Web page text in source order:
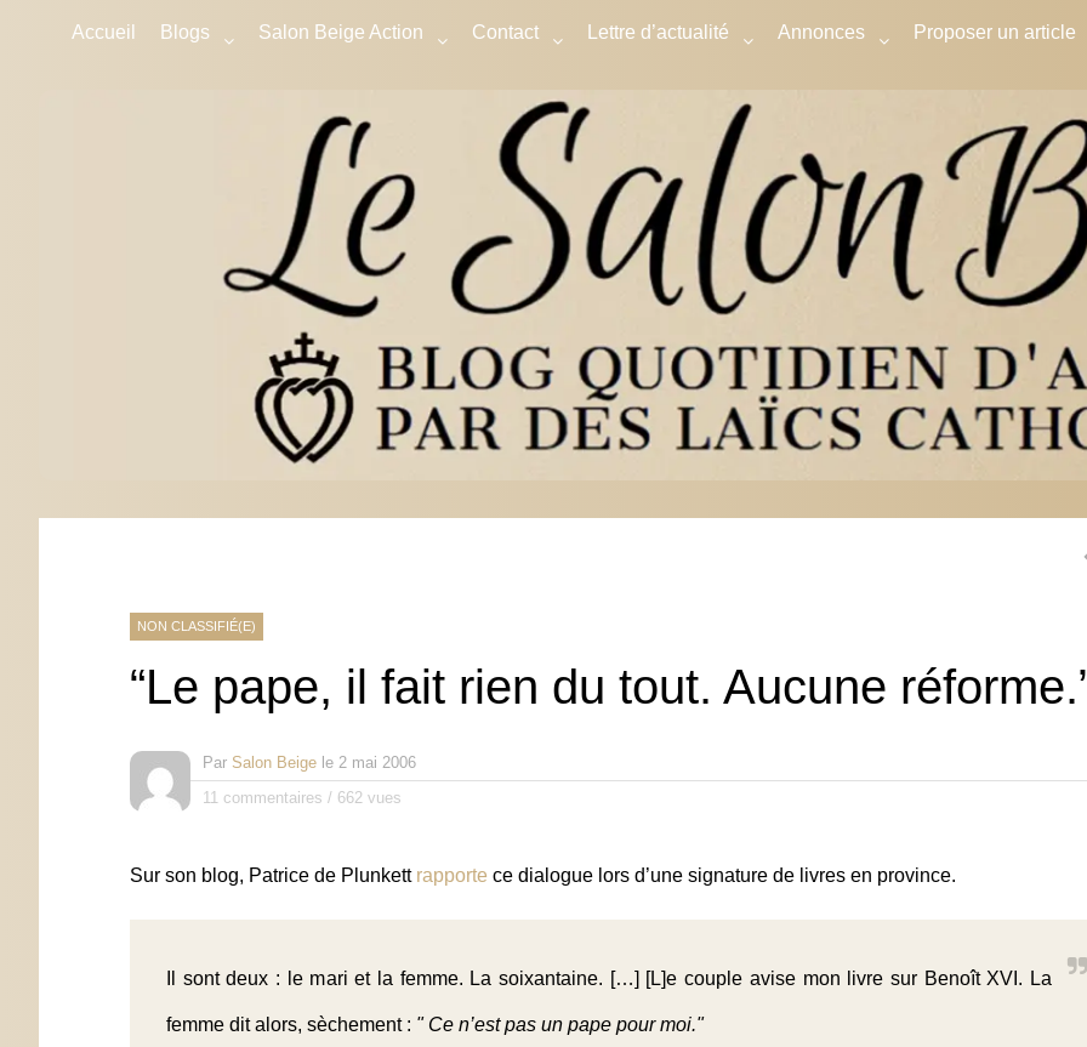
Accueil Blogs Salon Beige Action Contact Lettre d’actualité Annonces Proposer un article
NON CLASSIFIÉ(E)
“Le pape, il fait rien du tout. Aucune
Par Salon Beige le 2 mai 2006
11 commentaires / 662 vues
Sur son blog, Patrice de Plunkett rapporte ce dialogue lors d’une signature de livres en province.
Il sont deux : le mari et la femme. La soixantaine. […] [L]e couple avise mon livre sur Benoît XVI. La
femme dit alors, sèchement : " Ce n’est pas un pape pour moi."